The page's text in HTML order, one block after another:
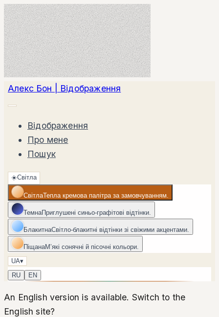
Алекс Бон | Відображення
Відображення
Про мене
Пошук
☀️Світла
СвітлаТепла кремова палітра за замовчуванням.
ТемнаПриглушені синьо-графітові відтінки.
БлакитнаСвітло-блакитні відтінки зі свіжими акцентами.
ПіщанаМʼякі сонячні й пісочні кольори.
UA▾
RU
EN
An English version is available. Switch to the
English site?